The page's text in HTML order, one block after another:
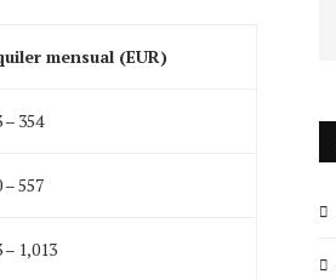
mensual (EUR)
– 354
– 557
– 1,013